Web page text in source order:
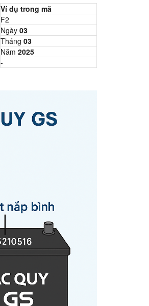
Ví dụ trong mã
F2
Ngày 03
Tháng 03
Năm 2025
-